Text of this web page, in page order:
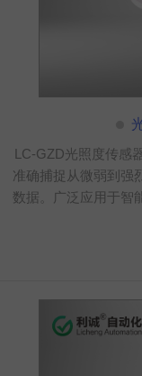
LC-GZD光照度传感
准确捕捉从微弱到强
数据。广泛应用于智